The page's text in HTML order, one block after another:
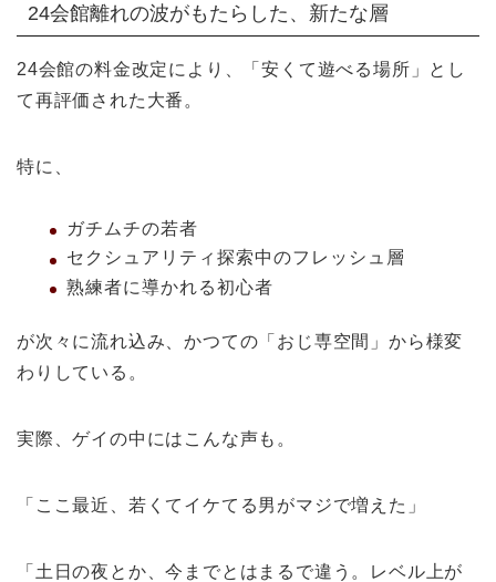
24会館離れの波がもたらした、新たな層
24会館の料金改定により、「安くて遊べる場所」とし
て再評価された大番。
特に、
ガチムチの若者
セクシュアリティ探索中のフレッシュ層
熟練者に導かれる初心者
が次々に流れ込み、かつての「おじ専空間」から様変
わりしている。
実際、ゲイの中にはこんな声も。
「ここ最近、若くてイケてる男がマジで増えた」
「土日の夜とか、今までとはまるで違う。レベル上が